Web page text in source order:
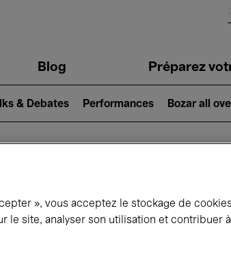
Blog Préparez
& Debates Performances Bozar all
se passe
», vous acceptez le stockage de
le site, analyser son utilisation et contribuer